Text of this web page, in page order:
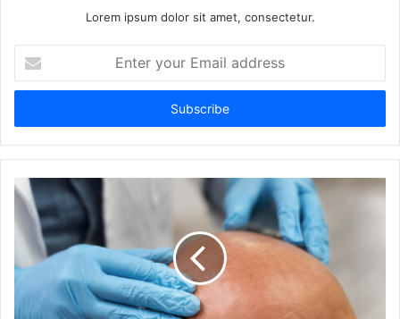
Lorem ipsum dolor sit amet, consectetur.
your
Email